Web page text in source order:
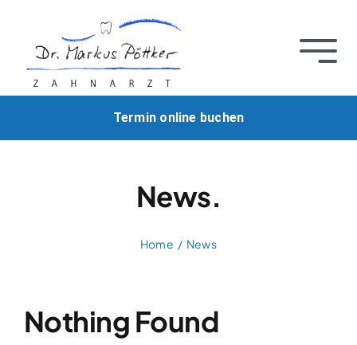
springen
Über uns
Kiefergelenk & CMD
Termin online buchen
News.
Home News
Nothing Found